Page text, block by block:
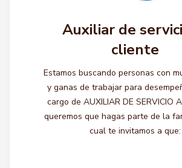
Auxiliar de
cliente
Estamos buscando personas con
y ganas de trabajar para
cargo de AUXILIAR DE SERVICIO
queremos que hagas parte de la
cual te invitamos a que: